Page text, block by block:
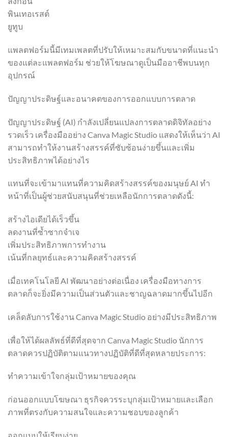
พินเทอเรสต์
ยูทูบ
แพลตฟอร์มนี้มีเทมเพลตที่ปรับให้เหมาะสมกับขนาดที่แนะนำ
ของแต่ละแพลตฟอร์ม ช่วยให้โฆษณาดูเป็นมืออาชีพบนทุก
อุปกรณ์
ปัญญาประดิษฐ์และอนาคตของการออกแบบการตลาด
ปัญญาประดิษฐ์ (AI) กำลังเปลี่ยนแปลงการตลาดดิจิทัลอย่าง
รวดเร็ว เครื่องมืออย่าง Canva Magic Studio แสดงให้เห็นว่า AI
สามารถทำให้งานสร้างสรรค์ที่ซับซ้อนง่ายขึ้นและเพิ่ม
ประสิทธิภาพได้อย่างไร
แทนที่จะเข้ามาแทนที่ความคิดสร้างสรรค์ของมนุษย์ AI ทำ
หน้าที่เป็นผู้ช่วยสนับสนุนที่ช่วยเหลือนักการตลาดดังนี้:
สร้างไอเดียได้เร็วขึ้น
ลดงานที่ซ้ำซากจำเจ
เพิ่มประสิทธิภาพการทำงาน
เน้นที่กลยุทธ์และความคิดสร้างสรรค์
เมื่อเทคโนโลยี AI พัฒนาอย่างต่อเนื่อง เครื่องมือทางการ
ตลาดก็จะยิ่งมีความเป็นส่วนตัวและชาญฉลาดมากขึ้นไปอีก
เคล็ดลับการใช้งาน Canva Magic Studio อย่างมีประสิทธิภาพ
เพื่อให้ได้ผลลัพธ์ที่ดีที่สุดจาก Canva Magic Studio นักการ
ตลาดควรปฏิบัติตามแนวทางปฏิบัติที่ดีที่สุดหลายประการ:
ทำความเข้าใจกลุ่มเป้าหมายของคุณ
ก่อนออกแบบโฆษณา ธุรกิจควรระบุกลุ่มเป้าหมายและเลือก
ภาพที่ตรงกับความสนใจและความชอบของลูกค้า